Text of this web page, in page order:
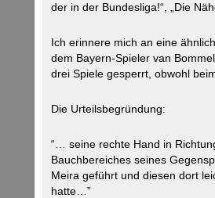
der in der Bundesliga!“, „Die
Ich erinnere mich an eine
dem Bayern-Spieler van
drei Spiele gesperrt, obwohl
Die Urteilsbegründung:
“… seine rechte Hand in
Bauchbereiches seines
Meira geführt und diesen dort
hatte…”